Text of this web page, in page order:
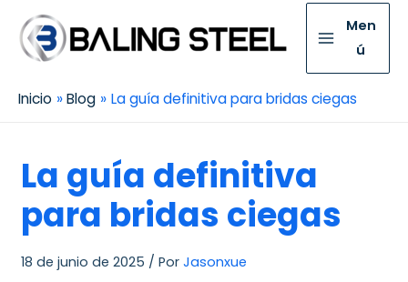
Men
ú
Inicio Blog La guía definitiva para bridas ciegas
La guía definitiva
para bridas ciegas
18 de junio de 2025 / Por Jasonxue